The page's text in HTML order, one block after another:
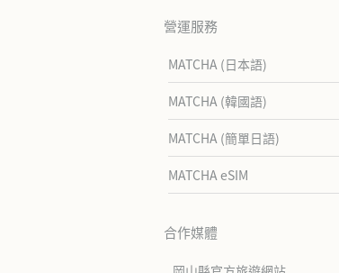
營運服務
MATCHA (日本語)
MATCHA (韓國語)
MATCHA (簡單日語)
MATCHA eSIM
合作媒體